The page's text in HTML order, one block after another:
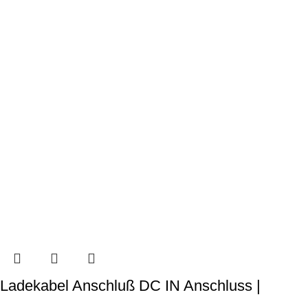
Ladekabel Anschluß DC IN Anschluss |